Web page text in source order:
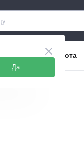
Да
Красота